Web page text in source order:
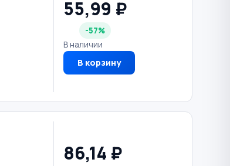
55,99 ₽
-57%
В наличии
В корзину
86,14 ₽